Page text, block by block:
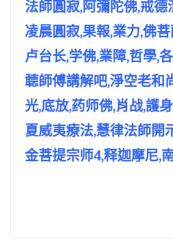
法師圓寂,阿彌陀佛,戒德
凌晨圓寂,果報,業力,佛
卢台长,学佛,業障,哲學,
聼師傅講解吧,淨空老和
光,底放,药师佛,肖战,護
夏威夷療法,慧律法師開
金菩提宗师4,释迦摩尼,